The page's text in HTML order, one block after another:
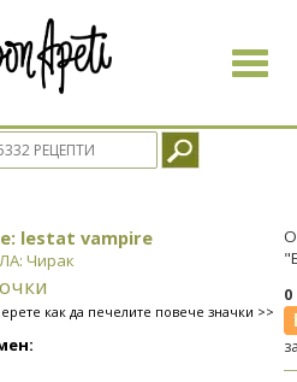
Toggle
lestat vampire
Чирак
как да печелите повече значки >>